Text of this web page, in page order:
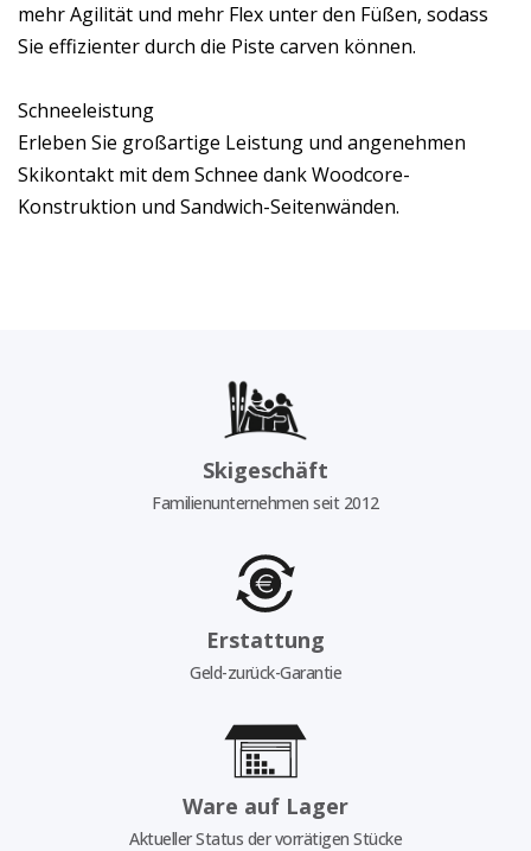
mehr Agilität und mehr Flex unter den Füßen, sodass
Sie effizienter durch die Piste carven können.
Schneeleistung
Erleben Sie großartige Leistung und angenehmen
Skikontakt mit dem Schnee dank Woodcore-
Konstruktion und Sandwich-Seitenwänden.
Skigeschäft
Familienunternehmen seit 2012
Erstattung
Geld-zurück-Garantie
Ware auf Lager
Aktueller Status der vorrätigen Stücke